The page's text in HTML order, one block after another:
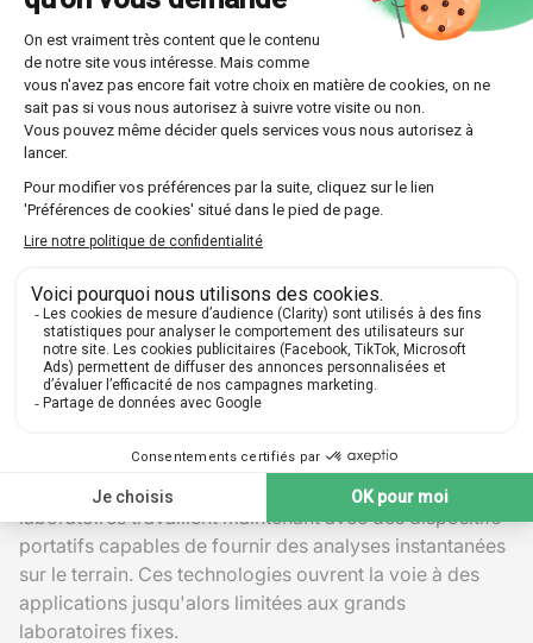
détection infrarougeest cruciale pour identifier la
contamination microbiologique ou chimique des
denrées alimentaires. L'analyse fréquente des
échantillons prévient les risques sanitaires liés à la
consommation, assurant ainsi la sécurité alimentaire.
Par exemple, l'identification rapide de mycotoxines
dans les grains stockés permet de prévenir des
intoxications humaines potentielles et protège aussi les
animaux destinés à la consommation humaine. Ces
confiance des consommateurs.
Nouvelles tendances et innovations
technologiques
Évolutions de la spectroscopie
L'innovation demeure le maître mot avec des avancées
telles que la miniaturisation des appareils. Les
laboratoires travaillent maintenant avec des dispositifs
portatifs capables de fournir des analyses instantanées
sur le terrain. Ces technologies ouvrent la voie à des
applications jusqu'alors limitées aux grands
laboratoires fixes.